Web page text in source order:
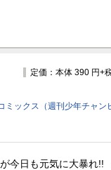
定価：本体 390 円+
ミックス（週刊少年チャン
今日も元気に大暴れ